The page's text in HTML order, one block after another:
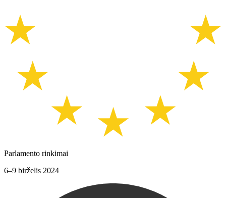
Parlamento rinkimai
6–9 birželis 2024